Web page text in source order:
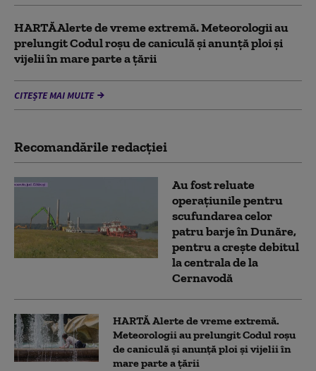
HARTĂ Alerte de vreme extremă. Meteorologii au
prelungit Codul roșu de caniculă și anunță ploi și
vijelii în mare parte a țării
CITEȘTE MAI MULTE
Recomandările redacţiei
Au fost reluate
operațiunile pentru
scufundarea celor
patru barje în Dunăre,
pentru a crește debitul
la centrala de la
Cernavodă
HARTĂ Alerte de vreme extremă.
Meteorologii au prelungit Codul roșu
de caniculă și anunță ploi și vijelii în
mare parte a țării